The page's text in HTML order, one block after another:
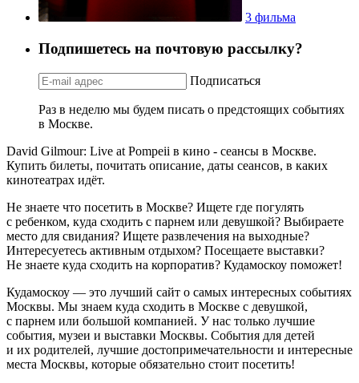
3 фильма
Подпишетесь на почтовую рассылку?
Подписаться
Раз в неделю мы будем писать о предстоящих событиях
в Москве.
David Gilmour: Live at Pompeii в кино - сеансы в Москве.
Купить билеты, почитать описание, даты сеансов, в каких
кинотеатрах идёт.
Не знаете что посетить в Москве? Ищете где погулять
с ребенком, куда сходить с парнем или девушкой? Выбираете
место для свидания? Ищете развлечения на выходные?
Интересуетесь активным отдыхом? Посещаете выставки?
Не знаете куда сходить на корпоратив? Кудамоскоу поможет!
Кудамоскоу — это лучший сайт о самых интересных событиях
Москвы. Мы знаем куда сходить в Москве с девушкой,
с парнем или большой компанией. У нас только лучшие
события, музеи и выставки Москвы. События для детей
и их родителей, лучшие достопримечательности и интересные
места Москвы, которые обязательно стоит посетить!